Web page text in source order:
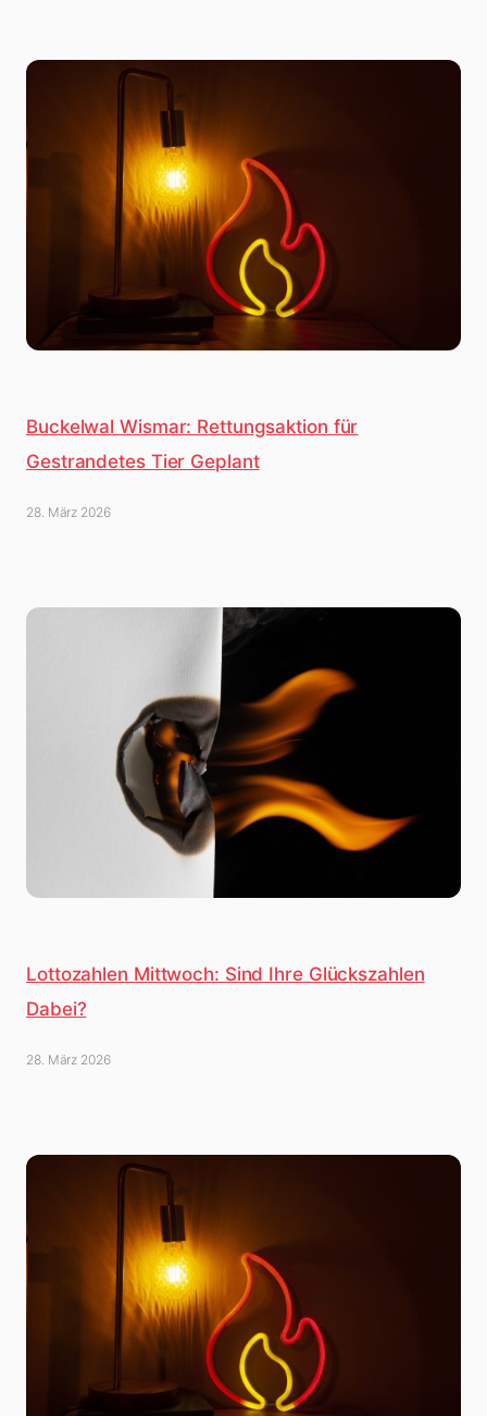
Buckelwal Wismar: Rettungsaktion für
Gestrandetes Tier Geplant
28. März 2026
Lottozahlen Mittwoch: Sind Ihre Glückszahlen
Dabei?
28. März 2026